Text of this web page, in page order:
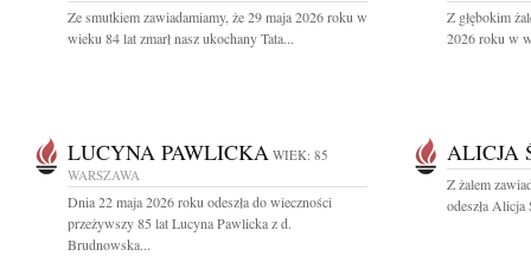
Ze smutkiem zawiadamiamy, że 29 maja 2026 roku w
wieku 84 lat zmarł nasz ukochany Tata...
Z głębokim
2026 roku w
LUCYNA PAWLICKA WIEK: 85
WARSZAWA
Dnia 22 maja 2026 roku odeszła do wieczności
przeżywszy 85 lat Lucyna Pawlicka z d.
Brudnowska...
ALICJA
Z żalem
odeszła